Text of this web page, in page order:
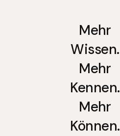
Mehr
Wissen.
Mehr
Kennen.
Mehr
Können.